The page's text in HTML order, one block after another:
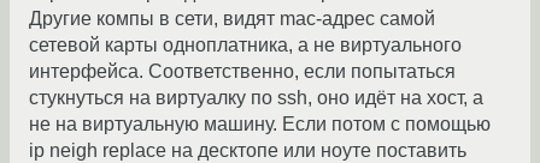
Другие компы в сети, видят mac-адрес самой
сетевой карты одноплатника, а не виртуального
интерфейса. Соответственно, если попытаться
стукнуться на виртуалку по ssh, оно идёт на хост, а
не на виртуальную машину. Если потом с помощью
ip neigh replace на десктопе или ноуте поставить